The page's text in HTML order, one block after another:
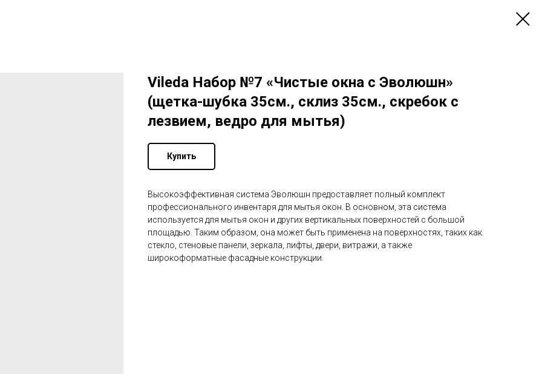
Vileda Набор №7 «Чистые окна с Эволюшн»
(щетка-шубка 35см., склиз 35см., скребок с
лезвием, ведро для мытья)
Купить
Высокоэффективная система Эволюшн предоставляет полный комплект
профессионального инвентаря для мытья окон. В основном, эта система
используется для мытья окон и других вертикальных поверхностей с большой
площадью. Таким образом, она может быть применена на поверхностях, таких как
стекло, стеновые панели, зеркала, лифты, двери, витражи, а также
широкоформатные фасадные конструкции.